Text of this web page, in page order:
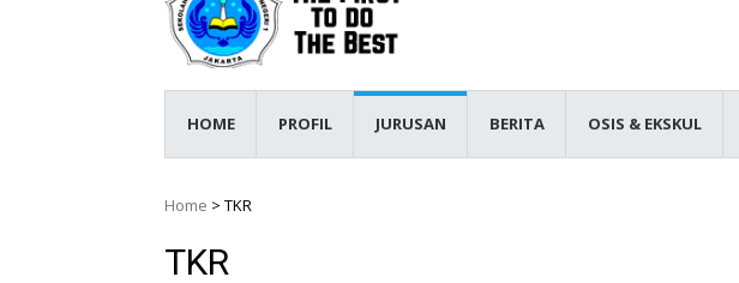
HOME PROFIL JURUSAN BERITA OSIS & EKSKUL
Home > TKR
TKR